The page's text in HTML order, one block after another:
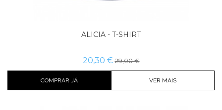
ALICIA - T-SHIRT
20,30 €29,00 €
COMPRAR JÁ VER MAIS